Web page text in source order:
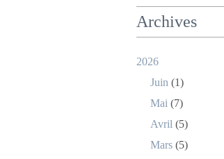
Archives
2026
Juin (1)
Mai (7)
Avril (5)
Mars (5)